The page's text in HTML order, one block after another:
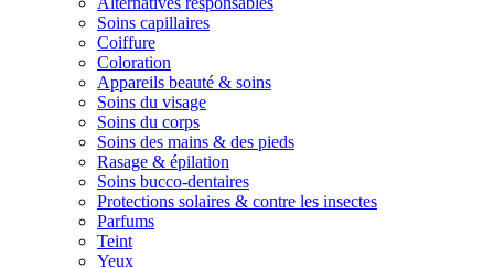
Soins capillaires
Coiffure
Coloration
Appareils beauté & soins
Soins du visage
Soins du corps
Soins des mains & des pieds
Rasage & épilation
Soins bucco-dentaires
Protections solaires & contre les insectes
Parfums
Teint
Yeux